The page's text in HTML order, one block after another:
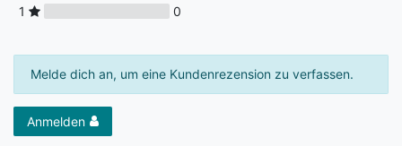
1
0
Melde dich an, um eine Kundenrezension zu verfassen.
Anmelden